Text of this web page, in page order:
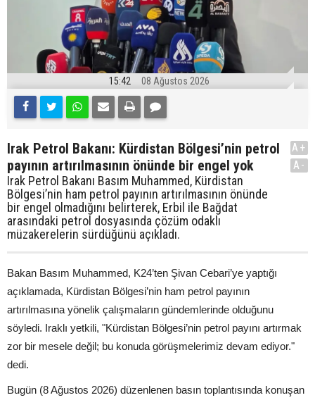
15:42 08 Ağustos 2026
Irak Petrol Bakanı: Kürdistan Bölgesi’nin petrol
payının artırılmasının önünde bir engel yok
Irak Petrol Bakanı Basım Muhammed, Kürdistan
Bölgesi’nin ham petrol payının artırılmasının önünde
bir engel olmadığını belirterek, Erbil ile Bağdat
arasındaki petrol dosyasında çözüm odaklı
müzakerelerin sürdüğünü açıkladı.
A+
A-
Bakan Basım Muhammed, K24’ten Şivan Cebari’ye yaptığı
açıklamada, Kürdistan Bölgesi’nin ham petrol payının
artırılmasına yönelik çalışmaların gündemlerinde olduğunu
söyledi. Iraklı yetkili, "Kürdistan Bölgesi’nin petrol payını artırmak
zor bir mesele değil; bu konuda görüşmelerimiz devam ediyor."
dedi.
Bugün (8 Ağustos 2026) düzenlenen basın toplantısında konuşan